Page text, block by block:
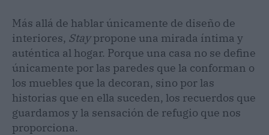
Más allá de hablar únicamente de diseño de
interiores, Staypropone una mirada íntima y
auténtica al hogar. Porque una casa no se define
únicamente por las paredes que la conforman o
los muebles que la decoran, sino por las
historias que en ella suceden, los recuerdos que
guardamos y la sensación de refugio que nos
proporciona.